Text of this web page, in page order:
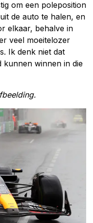
om een poleposition
de auto te halen, en
elkaar, behalve in
veel moeitelozer
Ik denk niet dat
kunnen winnen in die